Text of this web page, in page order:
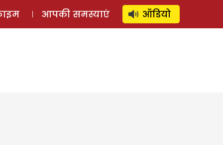
लॉग इन ⚲ SUBSCRIBE
आपकी समस्याएं ऑडियो